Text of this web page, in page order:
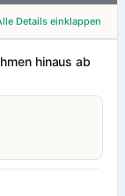
Details einklappen
hinaus ab